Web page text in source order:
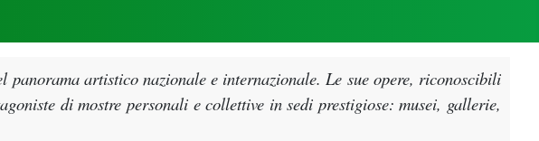
artistico nazionale e internazionale. Le sue opere, riconoscibili
di mostre personali e collettive in sedi prestigiose: musei, gallerie,